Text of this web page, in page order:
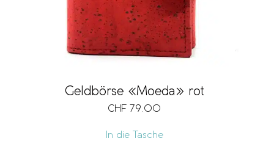
Geldbörse «Moeda» rot
CHF 79.00
In die Tasche